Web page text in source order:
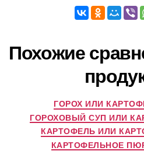
Похожие
ГОРОХ ИЛИ
ГОРОХОВЫЙ СУП ИЛИ
КАРТОФЕЛЬ ИЛИ
КАРТОФЕЛЬНОЕ